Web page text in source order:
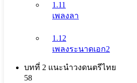
1.11
เพลงลา
1.12
เพลงระนาดเอก2
บทที่ 2 แนะนําวงดนตรีไทย
58